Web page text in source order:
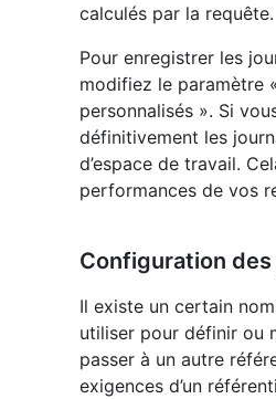
calculés par la requête.
Pour enregistrer les
modifiez le paramètre
personnalisés ». Si
définitivement les
d’espace de travail.
performances de vos
Configuration des
Il existe un certain
utiliser pour définir ou
passer à un autre
exigences d’un